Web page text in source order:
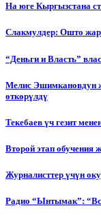
На юге Кыргызстана
Слакмулдер: Ошто
“Деньги и Власть”
Мелис Эшимкановдун
өткөрүлдү
Текебаев үч гезит
Второй этап обучения
Журналисттер үчүн
Радио “Ынтымак”: